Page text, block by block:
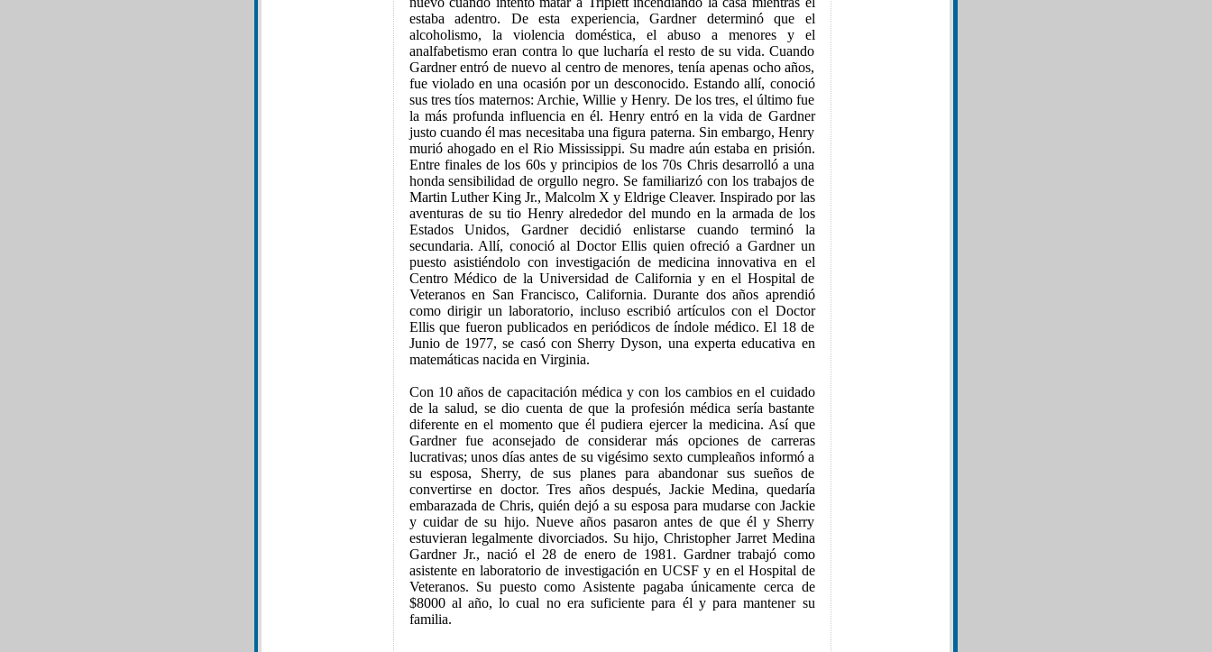
estaba adentro. De esta experiencia, Gardner determinó que el
alcoholismo, la violencia doméstica, el abuso a menores y el
analfabetismo eran contra lo que lucharía el resto de su vida. Cuando
Gardner entró de nuevo al centro de menores, tenía apenas ocho años,
fue violado en una ocasión por un desconocido. Estando allí, conoció
sus tres tíos maternos: Archie, Willie y Henry. De los tres, el último fue
la más profunda influencia en él. Henry entró en la vida de Gardner
justo cuando él mas necesitaba una figura paterna. Sin embargo, Henry
murió ahogado en el Rio Mississippi. Su madre aún estaba en prisión.
Entre finales de los 60s y principios de los 70s Chris desarrolló a una
honda sensibilidad de orgullo negro. Se familiarizó con los trabajos de
Martin Luther King Jr., Malcolm X y Eldrige Cleaver. Inspirado por las
aventuras de su tio Henry alrededor del mundo en la armada de los
Estados Unidos, Gardner decidió enlistarse cuando terminó la
secundaria. Allí, conoció al Doctor Ellis quien ofreció a Gardner un
puesto asistiéndolo con investigación de medicina innovativa en el
Centro Médico de la Universidad de California y en el Hospital de
Veteranos en San Francisco, California. Durante dos años aprendió
como dirigir un laboratorio, incluso escribió artículos con el Doctor
Ellis que fueron publicados en periódicos de índole médico. El 18 de
Junio de 1977, se casó con Sherry Dyson, una experta educativa en
matemáticas nacida en Virginia.
Con 10 años de capacitación médica y con los cambios en el cuidado
de la salud, se dio cuenta de que la profesión médica sería bastante
diferente en el momento que él pudiera ejercer la medicina. Así que
Gardner fue aconsejado de considerar más opciones de carreras
lucrativas; unos días antes de su vigésimo sexto cumpleaños informó a
su esposa, Sherry, de sus planes para abandonar sus sueños de
convertirse en doctor. Tres años después, Jackie Medina, quedaría
embarazada de Chris, quién dejó a su esposa para mudarse con Jackie
y cuidar de su hijo. Nueve años pasaron antes de que él y Sherry
estuvieran legalmente divorciados. Su hijo, Christopher Jarret Medina
Gardner Jr., nació el 28 de enero de 1981. Gardner trabajó como
asistente en laboratorio de investigación en UCSF y en el Hospital de
Veteranos. Su puesto como Asistente pagaba únicamente cerca de
$8000 al año, lo cual no era suficiente para él y para mantener su
familia.